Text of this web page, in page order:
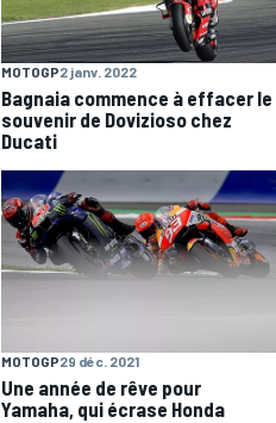
MOTOGP2 janv. 2022
Bagnaia commence à effacer le
souvenir de Dovizioso chez
Ducati
MOTOGP29 déc. 2021
Une année de rêve pour
Yamaha, qui écrase Honda